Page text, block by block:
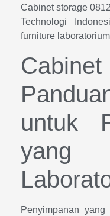
Cabinet storage
Technologi
furniture
untuk
yang
Penyimpanan